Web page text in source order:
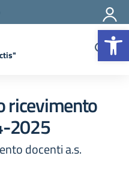
ricevimento
2025
docenti a.s.